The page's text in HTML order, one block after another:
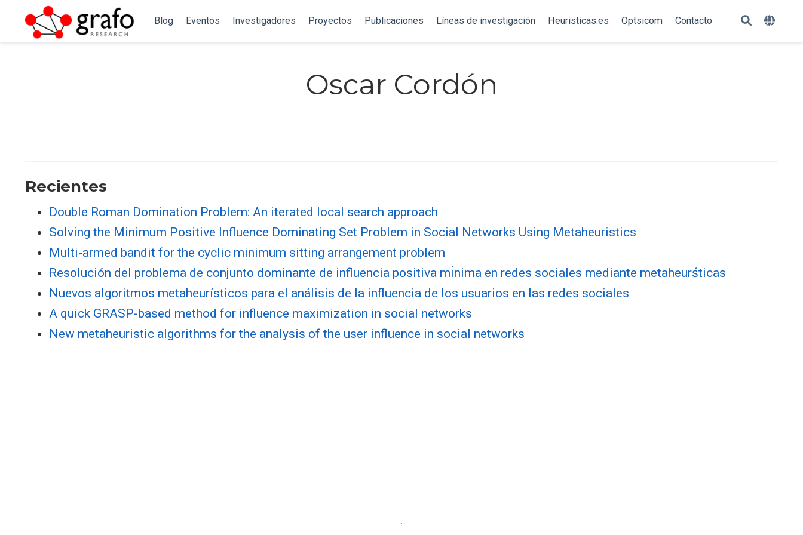
Blog Eventos Investigadores Proyectos Publicaciones Líneas de investigación Heuristicas.es Optsicom Contacto
Oscar Cordón
Recientes
Double Roman Domination Problem: An iterated local search approach
Solving the Minimum Positive Influence Dominating Set Problem in Social Networks Using Metaheuristics
Multi-armed bandit for the cyclic minimum sitting arrangement problem
Resolución del problema de conjunto dominante de influencia positiva mı́nima en redes sociales mediante metaheurśticas
Nuevos algoritmos metaheurísticos para el análisis de la influencia de los usuarios en las redes sociales
A quick GRASP-based method for influence maximization in social networks
New metaheuristic algorithms for the analysis of the user influence in social networks
·